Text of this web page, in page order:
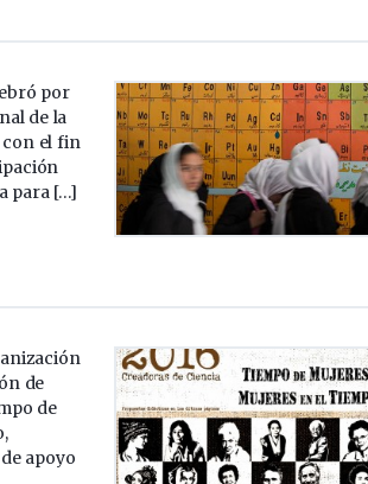
por
de la
con el fin
para […]
de
de
apoyo